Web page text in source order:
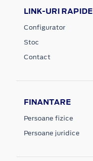
LINK-URI RAPIDE
Configurator
Stoc
Contact
FINANTARE
Persoane fizice
Persoane juridice